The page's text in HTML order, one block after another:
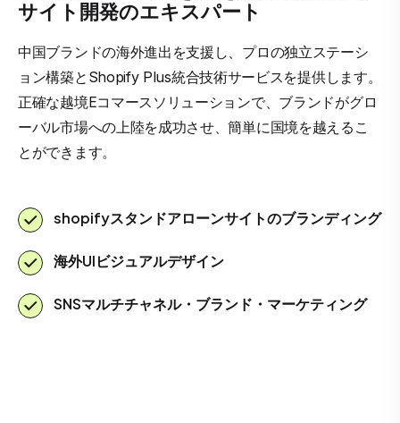
サイト開発のエキスパート
中国ブランドの海外進出を支援し、プロの独立ステーシ
ョン構築とShopify Plus統合技術サービスを提供します。
正確な越境Eコマースソリューションで、ブランドがグロ
ーバル市場への上陸を成功させ、簡単に国境を越えるこ
とができます。
shopifyスタンドアローンサイトのブランディング
海外UIビジュアルデザイン
SNSマルチチャネル・ブランド・マーケティング